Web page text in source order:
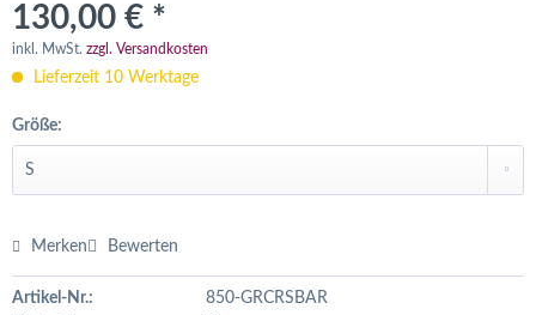
130,00 € *
inkl. MwSt. zzgl. Versandkosten
Lieferzeit 10 Werktage
Größe:
Merken Bewerten
Artikel-Nr.:
850-GRCRSBAR